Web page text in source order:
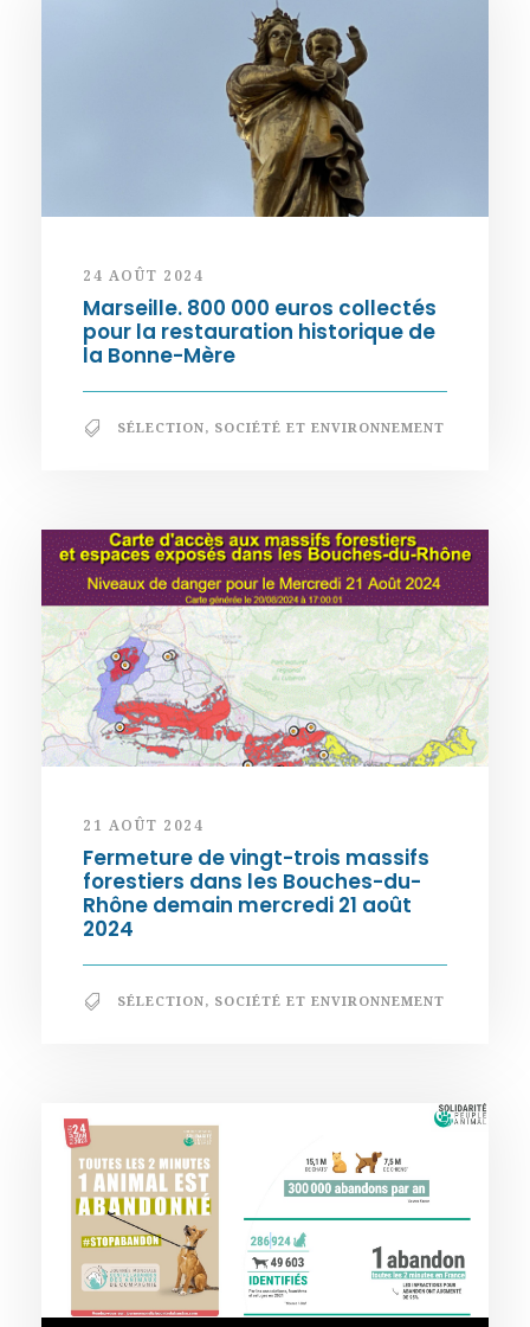
24 AOÛT 2024
Marseille. 800 000 euros collectés
pour la restauration historique de
la Bonne-Mère
SÉLECTION, SOCIÉTÉ ET ENVIRONNEMENT
21 AOÛT 2024
Fermeture de vingt-trois massifs
forestiers dans les Bouches-du-
Rhône demain mercredi 21 août
2024
SÉLECTION, SOCIÉTÉ ET ENVIRONNEMENT